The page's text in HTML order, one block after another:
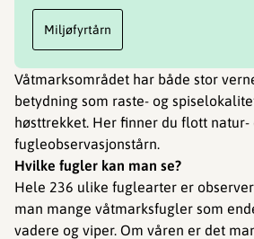
Våtmarksområdet har både stor
betydning som raste- og
høsttrekket. Her finner du flott
fugleobservasjonstårn.
Hvilke fugler kan man se?
Hele 236 ulike fuglearter er
man mange våtmarksfugler som
vadere og viper. Om våren er det
Miljøfyrtårn